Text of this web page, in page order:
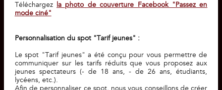
Téléchargez la photo de couverture Facebook "Passez en
mode ciné"
Personnalisation du spot "Tarif jeunes" :
Le spot "Tarif jeunes" a été conçu pour vous permettre de
communiquer sur les tarifs réduits que vous proposez aux
jeunes spectateurs (- de 18 ans, - de 26 ans, étudiants,
lycéens, etc.).